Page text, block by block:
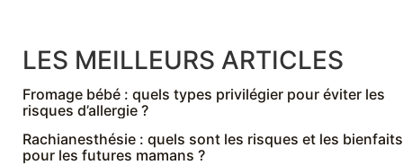
LES MEILLEURS ARTICLES
Fromage bébé : quels types privilégier pour éviter les
risques d’allergie ?
Rachianesthésie : quels sont les risques et les bienfaits
pour les futures mamans ?